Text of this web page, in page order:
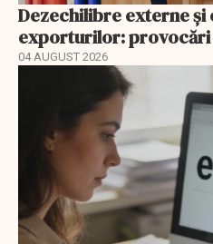
Dezechilibre externe
exporturilor:
04 AUGUST 2026